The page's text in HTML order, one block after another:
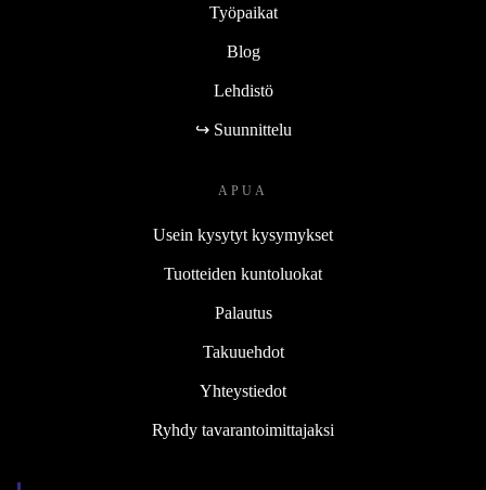
Työpaikat
Blog
Lehdistö
↪ Suunnittelu
APUA
Usein kysytyt kysymykset
Tuotteiden kuntoluokat
Palautus
Takuuehdot
Yhteystiedot
Ryhdy tavarantoimittajaksi